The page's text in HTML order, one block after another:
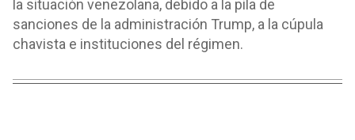
la situación venezolana, debido a la pila de
sanciones de la administración Trump, a la cúpula
chavista e instituciones del régimen.